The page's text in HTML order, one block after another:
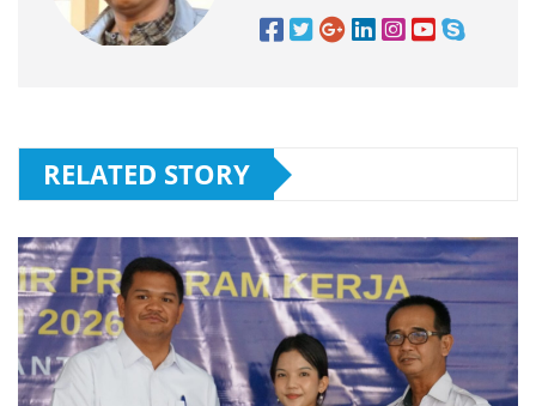
RELATED STORY